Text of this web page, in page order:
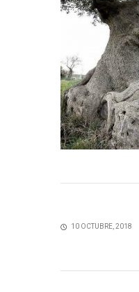
10 OCTUBRE, 2018